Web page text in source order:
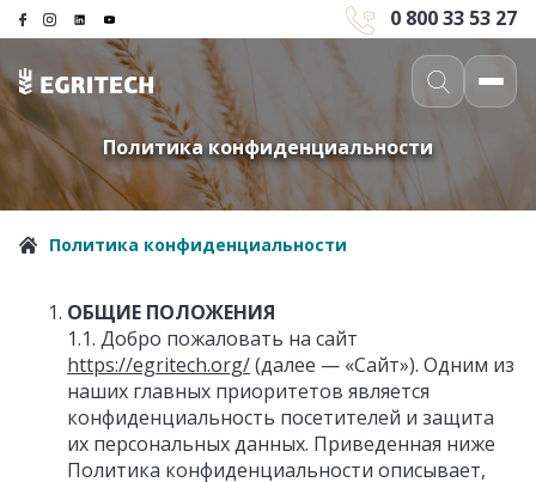
0 800 33 53 27
Политика конфиденциальности
Политика конфиденциальности
ОБЩИЕ ПОЛОЖЕНИЯ
1.1. Добро пожаловать на сайт
https://egritech.org/(далее — «Сайт»). Одним из
наших главных приоритетов является
конфиденциальность посетителей и защита
их персональных данных. Приведенная ниже
Политика конфиденциальности описывает,